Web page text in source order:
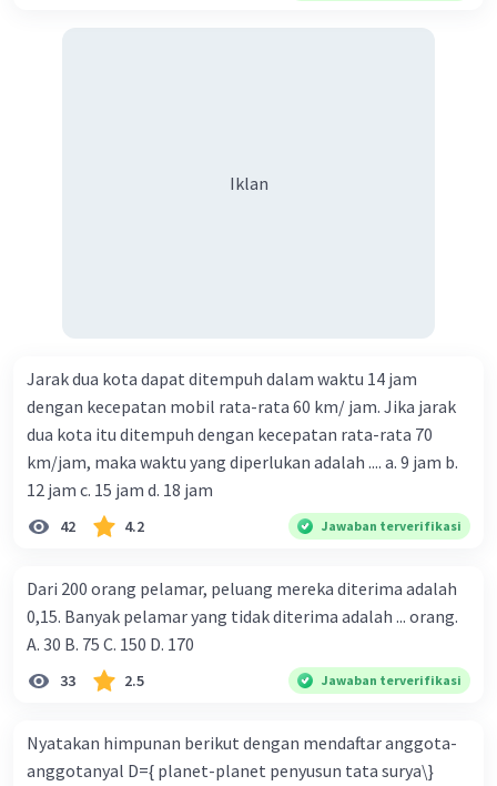
Iklan
Jarak dua kota dapat ditempuh dalam waktu 14 jam
dengan kecepatan mobil rata-rata 60 km/ jam. Jika jarak
dua kota itu ditempuh dengan kecepatan rata-rata 70
km/jam, maka waktu yang diperlukan adalah .... a. 9 jam b.
12 jam c. 15 jam d. 18 jam
42 4.2 Jawaban terverifikasi
Dari 200 orang pelamar, peluang mereka diterima adalah
0,15. Banyak pelamar yang tidak diterima adalah ... orang.
A. 30 B. 75 C. 150 D. 170
33 2.5 Jawaban terverifikasi
Nyatakan himpunan berikut dengan mendaftar anggota-
anggotanyal D={ planet-planet penyusun tata surya\}